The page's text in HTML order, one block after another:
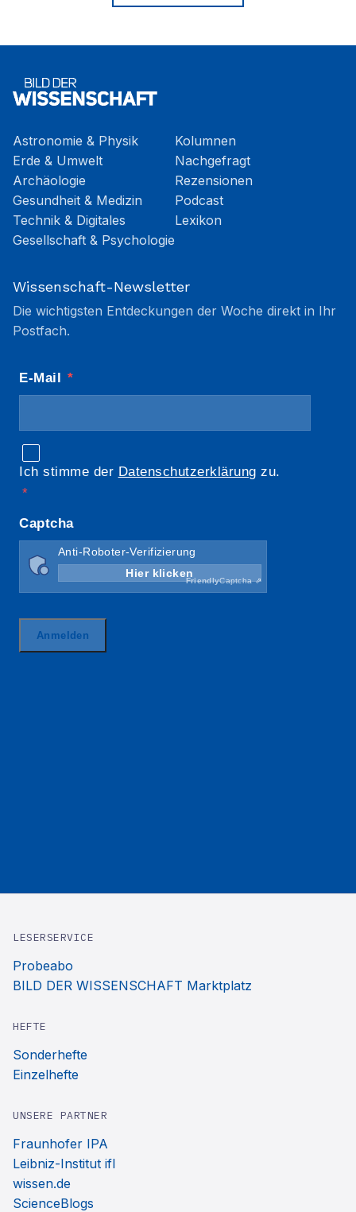
Astronomie & Physik
Erde & Umwelt
Archäologie
Gesundheit & Medizin
Technik & Digitales
Gesellschaft & Psychologie
Kolumnen
Nachgefragt
Rezensionen
Podcast
Lexikon
Wissenschaft-Newsletter
Die wichtigsten Entdeckungen der Woche direkt in Ihr
Postfach.
LESERSERVICE
Probeabo
BILD DER WISSENSCHAFT Marktplatz
HEFTE
Sonderhefte
Einzelhefte
UNSERE PARTNER
Fraunhofer IPA
Leibniz-Institut ifl
wissen.de
ScienceBlogs